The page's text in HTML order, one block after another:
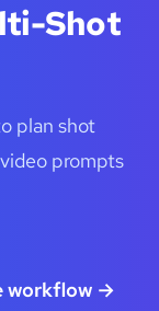
Shot
plan shot
prompts
workflow →